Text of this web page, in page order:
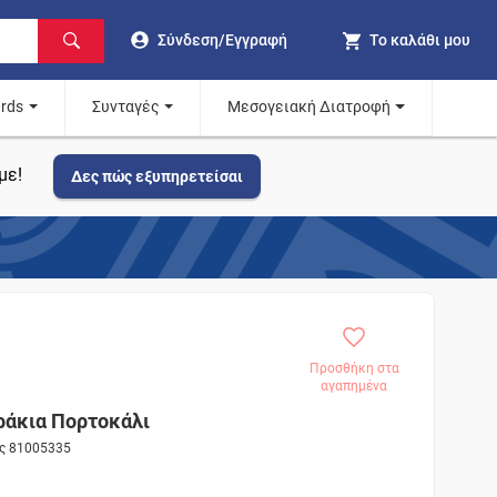
Σύνδεση/Εγγραφή Το καλάθι μου
Συνταγές Μεσογειακή Διατροφή
Δες πώς εξυπηρετείσαι
Προσθήκη στα
αγαπημένα
Πορτοκάλι
81005335